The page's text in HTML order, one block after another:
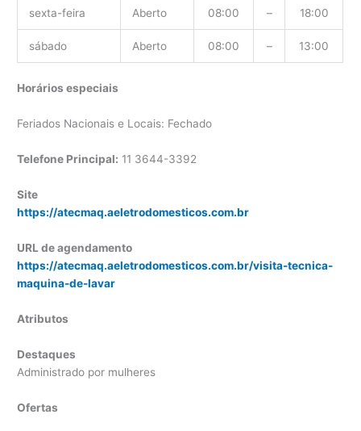
sexta-feira Aberto 08:00 – 18:00
sábado Aberto 08:00 – 13:00
Horários especiais
Feriados Nacionais e Locais: Fechado
Telefone Principal: 11 3644-3392
Site
https://atecmaq.aeletrodomesticos.com.br
URL de agendamento
https://atecmaq.aeletrodomesticos.com.br/visita-tecnica-
maquina-de-lavar
Atributos
Destaques
Administrado por mulheres
Ofertas